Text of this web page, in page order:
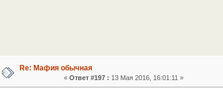
Re: Мафия обычная
« Ответ #197 : 13 Мая 2016, 16:01:11 »